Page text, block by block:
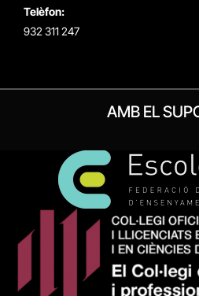
Telèfon:
932 311 247
AMB EL